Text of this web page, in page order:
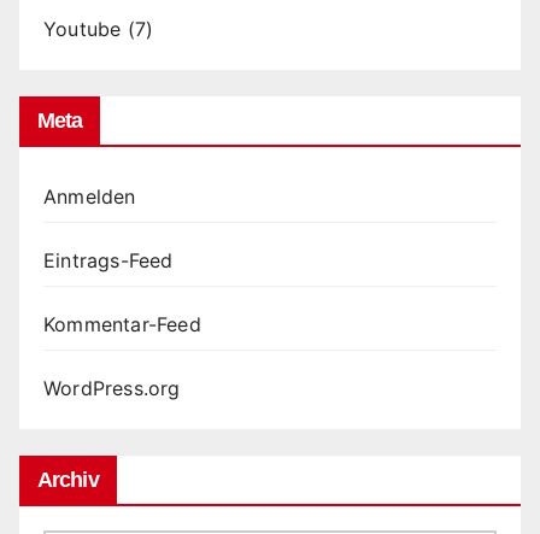
Youtube (7)
Meta
Anmelden
Eintrags-Feed
Kommentar-Feed
WordPress.org
Archiv